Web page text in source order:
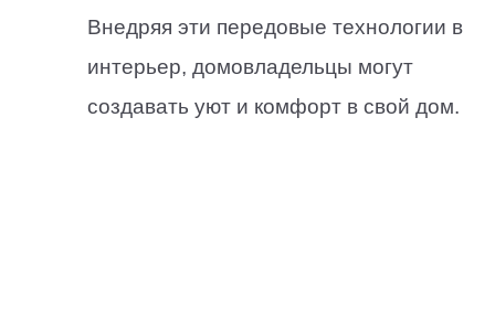
Внедряя эти передовые технологии в
интерьер, домовладельцы могут
создавать уют и комфорт в свой дом.